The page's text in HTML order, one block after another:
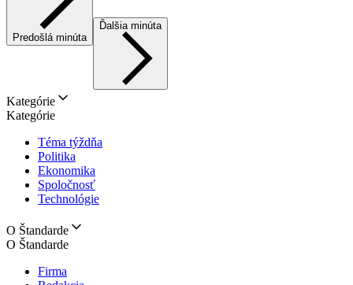
Predošlá minúta
Ďalšia minúta
Kategórie
Kategórie
Téma týždňa
Politika
Ekonomika
Spoločnosť
Technológie
O Štandarde
O Štandarde
Firma